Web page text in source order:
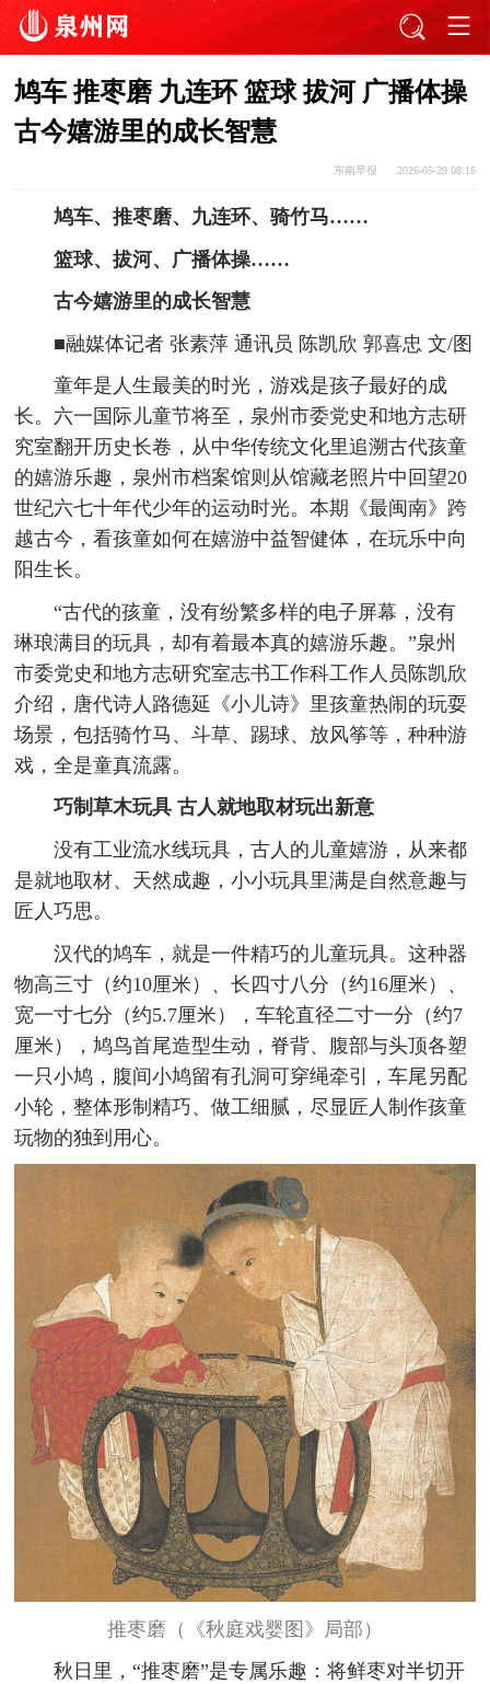
鸠车 推枣磨 九连环 篮球 拔河 广播体操
古今嬉游里的成长智慧
东南早报 2026-05-29 08:16
鸠车、推枣磨、九连环、骑竹马……
篮球、拔河、广播体操……
古今嬉游里的成长智慧
■融媒体记者 张素萍 通讯员 陈凯欣 郭喜忠 文/图
童年是人生最美的时光，游戏是孩子最好的成
长。六一国际儿童节将至，泉州市委党史和地方志研
究室翻开历史长卷，从中华传统文化里追溯古代孩童
的嬉游乐趣，泉州市档案馆则从馆藏老照片中回望20
世纪六七十年代少年的运动时光。本期《最闽南》跨
越古今，看孩童如何在嬉游中益智健体，在玩乐中向
阳生长。
“古代的孩童，没有纷繁多样的电子屏幕，没有
琳琅满目的玩具，却有着最本真的嬉游乐趣。”泉州
市委党史和地方志研究室志书工作科工作人员陈凯欣
介绍，唐代诗人路德延《小儿诗》里孩童热闹的玩耍
场景，包括骑竹马、斗草、踢球、放风筝等，种种游
戏，全是童真流露。
巧制草木玩具 古人就地取材玩出新意
没有工业流水线玩具，古人的儿童嬉游，从来都
是就地取材、天然成趣，小小玩具里满是自然意趣与
匠人巧思。
汉代的鸠车，就是一件精巧的儿童玩具。这种器
物高三寸（约10厘米）、长四寸八分（约16厘米）、
宽一寸七分（约5.7厘米），车轮直径二寸一分（约7
厘米），鸠鸟首尾造型生动，脊背、腹部与头顶各塑
一只小鸠，腹间小鸠留有孔洞可穿绳牵引，车尾另配
小轮，整体形制精巧、做工细腻，尽显匠人制作孩童
玩物的独到用心。
推枣磨（《秋庭戏婴图》局部）
秋日里，“推枣磨”是专属乐趣：将鲜枣对半切开